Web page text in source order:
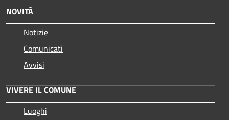
NOVITÀ
Notizie
Comunicati
Avvisi
VIVERE IL COMUNE
Luoghi